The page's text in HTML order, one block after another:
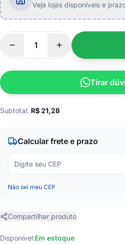
Veja lojas disponíveis e
Tirar
Subtotal: R$21,28
Calcular frete e prazo
Não sei meu CEP
Compartilhar produto
Disponível:Em estoque